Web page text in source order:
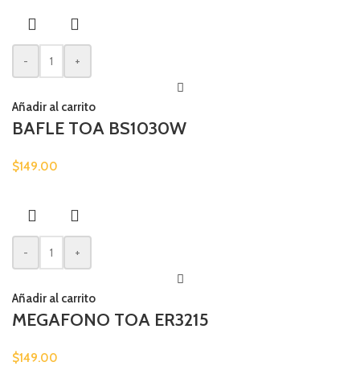
- +
Añadir al carrito
BAFLE TOA BS1030W
$149.00
- +
Añadir al carrito
MEGAFONO TOA ER3215
$149.00